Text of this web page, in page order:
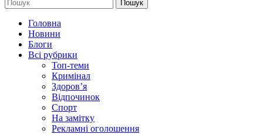
Головна
Новини
Блоги
Всі рубрики
Топ-теми
Кримінал
Здоров’я
Відпочинок
Спорт
На замітку
Рекламні оголошення